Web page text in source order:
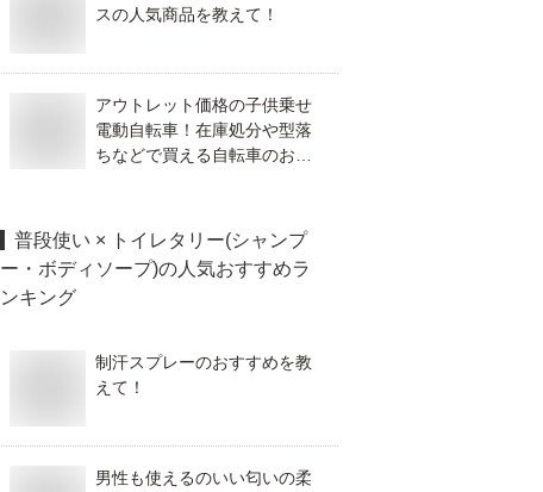
スの人気商品を教えて！
アウトレット価格の子供乗せ
電動自転車！在庫処分や型落
ちなどで買える自転車のおす
普段使い × トイレタリー(シャンプ
ー・ボディソープ)の人気おすすめラ
ンキング
制汗スプレーのおすすめを教
えて！
男性も使えるのいい匂いの柔